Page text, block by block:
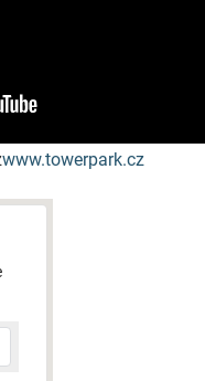
www.towerpark.cz